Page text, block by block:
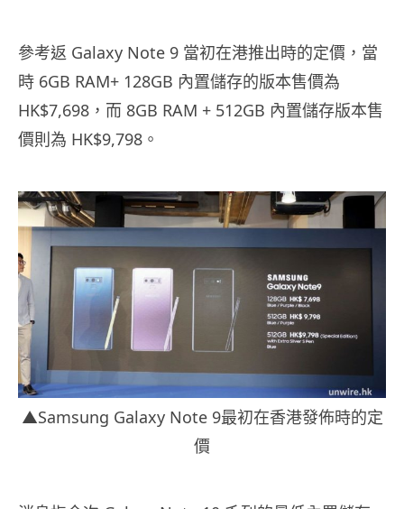
參考返 Galaxy Note 9 當初在港推出時的定價，當
時 6GB RAM+ 128GB 內置儲存的版本售價為
HK$7,698，而 8GB RAM + 512GB 內置儲存版本售
價則為 HK$9,798。
▲Samsung Galaxy Note 9最初在香港發佈時的定
價